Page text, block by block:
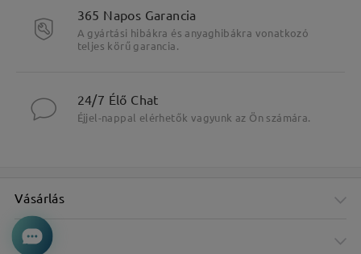
365 Napos Garancia
A gyártási hibákra és anyaghibákra vonatkozó
teljes körű garancia.
24/7 Élő Chat
Éjjel-nappal elérhetők vagyunk az Ön számára.
Vásárlás
Cég